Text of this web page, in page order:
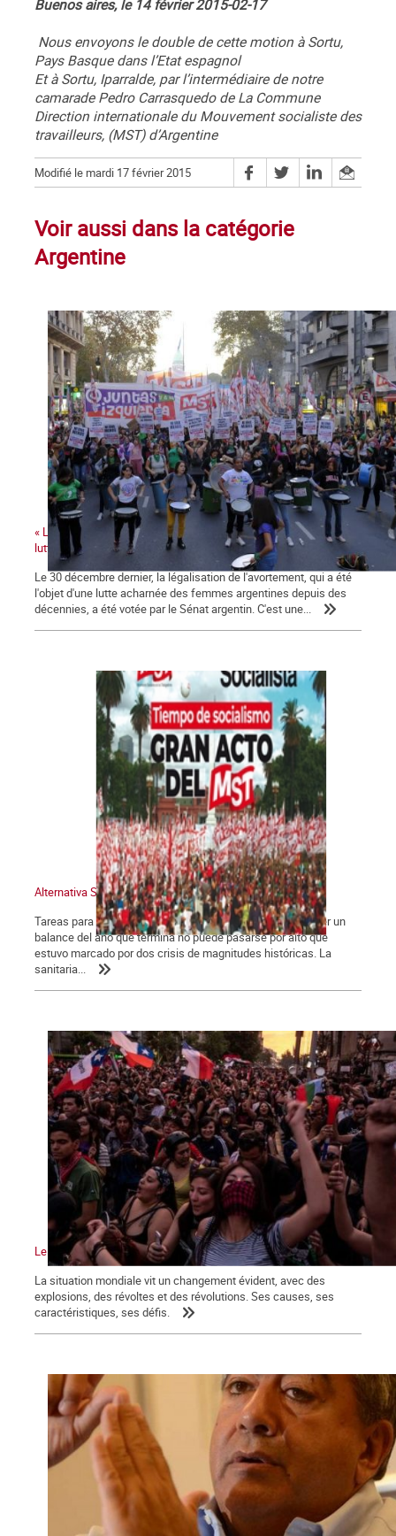
Buenos aires, le 14 février 2015-02-17
Nous envoyons le double de cette motion à Sortu,
Pays Basque dans l’Etat espagnol
Et à Sortu, Iparralde, par l’intermédiaire de notre
camarade Pedro Carrasquedo de La Commune
Direction internationale du Mouvement socialiste des
travailleurs, (MST) d’Argentine
Modifié le mardi 17 février 2015
Voir aussi dans la catégorie
Argentine
« La victoire de la légalisation de l'avortement renforce toutes les
luttes de genre »
Le 30 décembre dernier, la légalisation de l'avortement, qui a été
l'objet d'une lutte acharnée des femmes argentines depuis des
décennies, a été votée par le Sénat argentin. C'est une...
Alternativa Socialista 775
Tareas para el año que comienza Las dos crisis. Para hacer un
balance del año que termina no puede pasarse por alto que
estuvo marcado por dos crisis de magnitudes históricas. La
sanitaria...
Le vent de la révolution souffle sur le monde
La situation mondiale vit un changement évident, avec des
explosions, des révoltes et des révolutions. Ses causes, ses
caractéristiques, ses défis.